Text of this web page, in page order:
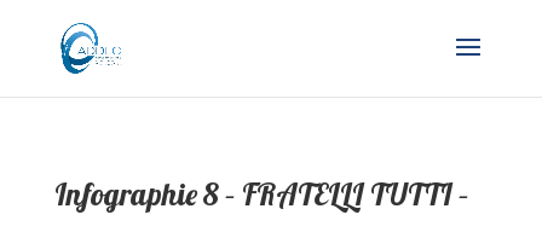
Infographie 8 – FRATELLI TUTTI –